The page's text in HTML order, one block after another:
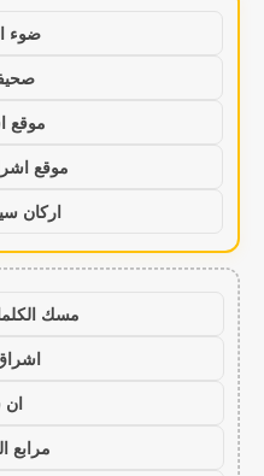
ضوء
موقع
موقع
اركان
مسك
مرابع